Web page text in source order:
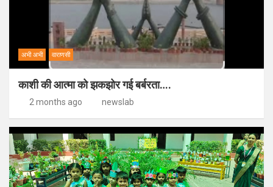
अभी अभी वाराणसी
काशी की आत्मा को झकझोर गई बर्बरता….
2 months ago newslab